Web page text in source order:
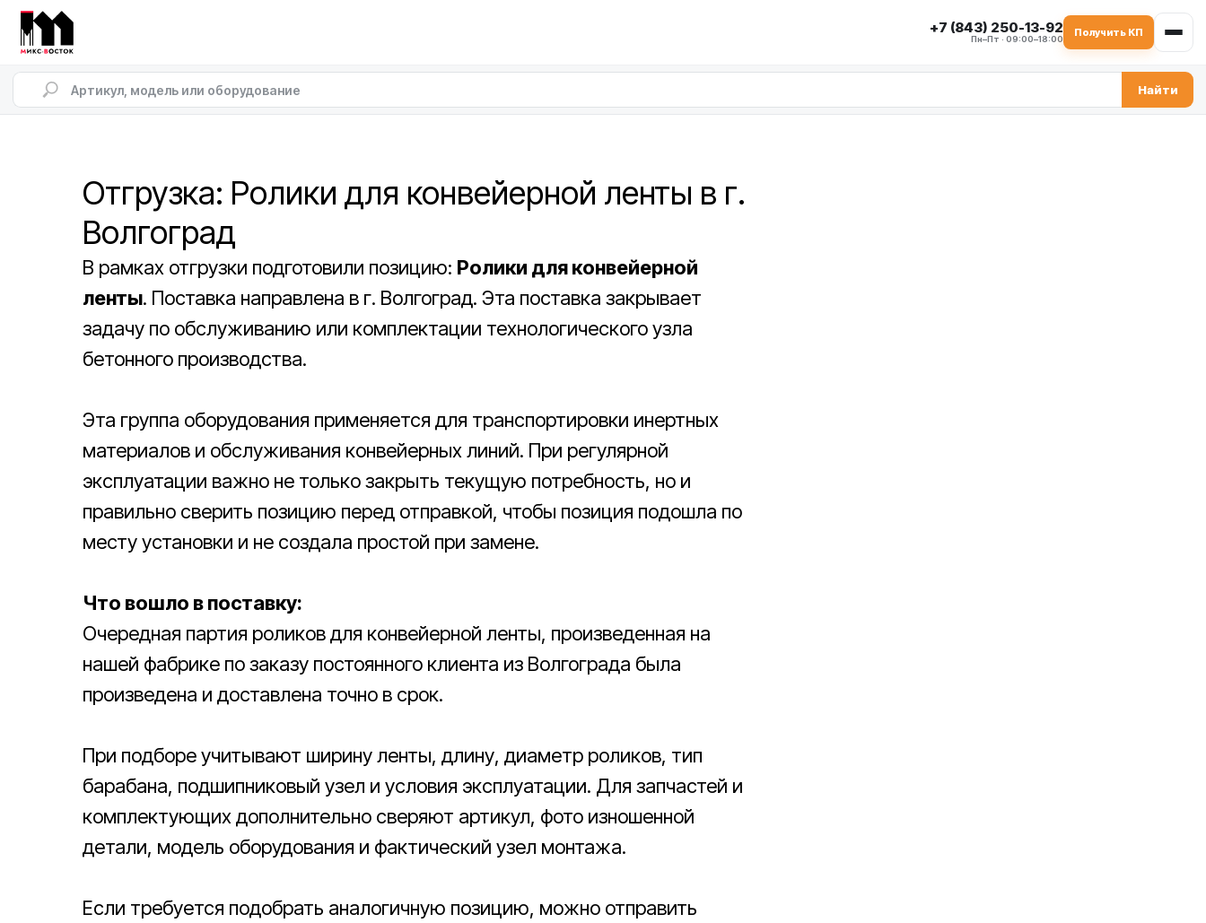
+7 (843) 250-13-92
Пн–Пт · 09:00–18:00
Получить КП
Найти
Отгрузка: Ролики для конвейерной ленты в г.
Волгоград
В рамках отгрузки подготовили позицию: Ролики для конвейерной
ленты. Поставка направлена в г. Волгоград. Эта поставка закрывает
задачу по обслуживанию или комплектации технологического узла
бетонного производства.
Эта группа оборудования применяется для транспортировки инертных
материалов и обслуживания конвейерных линий. При регулярной
эксплуатации важно не только закрыть текущую потребность, но и
правильно сверить позицию перед отправкой, чтобы позиция подошла по
месту установки и не создала простой при замене.
Что вошло в поставку:
Очередная партия роликов для конвейерной ленты, произведенная на
нашей фабрике по заказу постоянного клиента из Волгограда была
произведена и доставлена точно в срок.
При подборе учитывают ширину ленты, длину, диаметр роликов, тип
барабана, подшипниковый узел и условия эксплуатации. Для запчастей и
комплектующих дополнительно сверяют артикул, фото изношенной
детали, модель оборудования и фактический узел монтажа.
Если требуется подобрать аналогичную позицию, можно отправить